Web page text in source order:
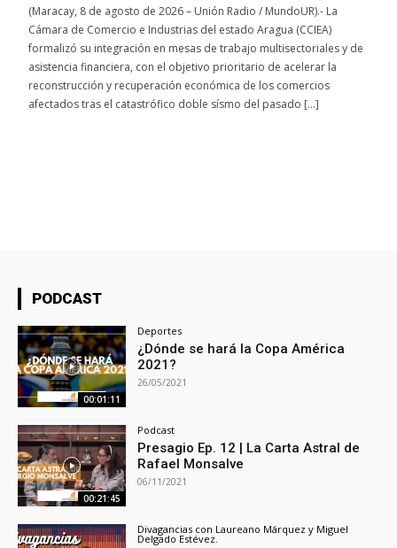
(Maracay, 8 de agosto de 2026 – Unión Radio / MundoUR).- La
Cámara de Comercio e Industrias del estado Aragua (CCIEA)
formalizó su integración en mesas de trabajo multisectoriales y de
asistencia financiera, con el objetivo prioritario de acelerar la
reconstrucción y recuperación económica de los comercios
afectados tras el catastrófico doble sísmo del pasado […]
PODCAST
00:01:11
Deportes
¿Dónde se hará la Copa América
2021?
26/05/2021
00:21:45
Podcast
Presagio Ep. 12 | La Carta Astral de
Rafael Monsalve
06/11/2021
Divagancias con Laureano Márquez y Miguel
Delgado Estévez.